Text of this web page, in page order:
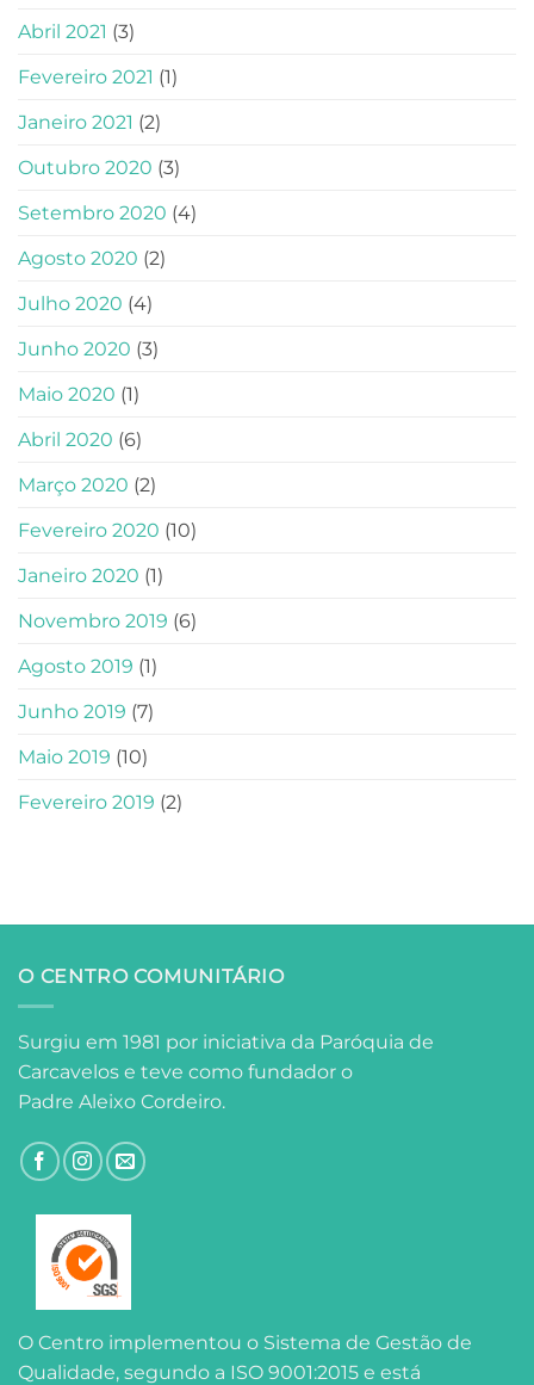
Abril 2021 (3)
Fevereiro 2021 (1)
Janeiro 2021 (2)
Outubro 2020 (3)
Setembro 2020 (4)
Agosto 2020 (2)
Julho 2020 (4)
Junho 2020 (3)
Maio 2020 (1)
Abril 2020 (6)
Março 2020 (2)
Fevereiro 2020 (10)
Janeiro 2020 (1)
Novembro 2019 (6)
Agosto 2019 (1)
Junho 2019 (7)
Maio 2019 (10)
Fevereiro 2019 (2)
O CENTRO COMUNITÁRIO
Surgiu em 1981 por iniciativa da Paróquia de
Carcavelos e teve como fundador o
Padre Aleixo Cordeiro.
O Centro implementou o Sistema de Gestão de
Qualidade, segundo a ISO 9001:2015 e está